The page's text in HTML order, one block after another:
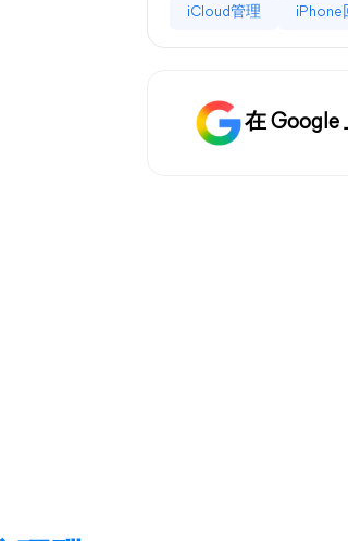
iCloud管理 iPhone
在 Google